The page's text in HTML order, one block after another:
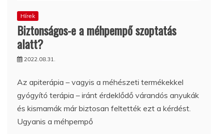
Hírek
Biztonságos-e a méhpempő szoptatás
alatt?
2022.08.31.
Az apiterápia – vagyis a méhészeti termékekkel
gyógyító terápia – iránt érdeklődő várandós anyukák
és kismamák már biztosan feltették ezt a kérdést.
Ugyanis a méhpempő